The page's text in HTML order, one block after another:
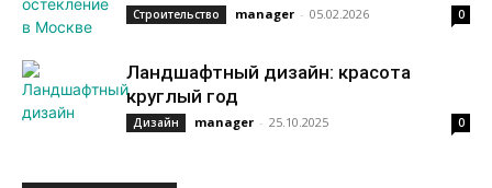
Строительство manager - 05.02.2026 0
Ландшафтный дизайн: красота
круглый год
Дизайн manager - 25.10.2025 0